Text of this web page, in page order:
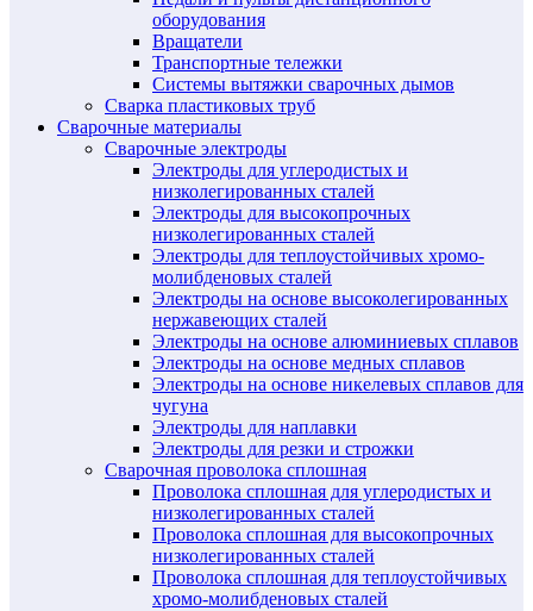
оборудования
Вращатели
Транспортные тележки
Системы вытяжки сварочных дымов
Сварка пластиковых труб
Сварочные материалы
Сварочные электроды
Электроды для углеродистых и
низколегированных сталей
Электроды для высокопрочных
низколегированных сталей
Электроды для теплоустойчивых хромо-
молибденовых сталей
Электроды на основе высоколегированных
нержавеющих сталей
Электроды на основе алюминиевых сплавов
Электроды на основе медных сплавов
Электроды на основе никелевых сплавов для
чугуна
Электроды для наплавки
Электроды для резки и строжки
Сварочная проволока сплошная
Проволока сплошная для углеродистых и
низколегированных сталей
Проволока сплошная для высокопрочных
низколегированных сталей
Проволока сплошная для теплоустойчивых
хромо-молибденовых сталей